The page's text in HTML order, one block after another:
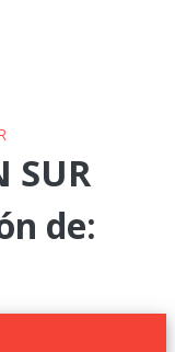
SUR
de: